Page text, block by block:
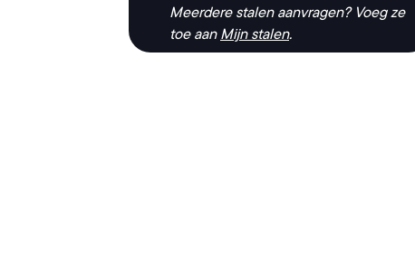
Meerdere stalen aanvragen? Voeg ze
toe aan Mijn stalen.